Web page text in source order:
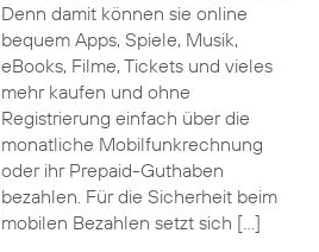
Denn damit können sie online
bequem Apps, Spiele, Musik,
eBooks, Filme, Tickets und vieles
mehr kaufen und ohne
Registrierung einfach über die
monatliche Mobilfunkrechnung
oder ihr Prepaid-Guthaben
bezahlen. Für die Sicherheit beim
mobilen Bezahlen setzt sich […]